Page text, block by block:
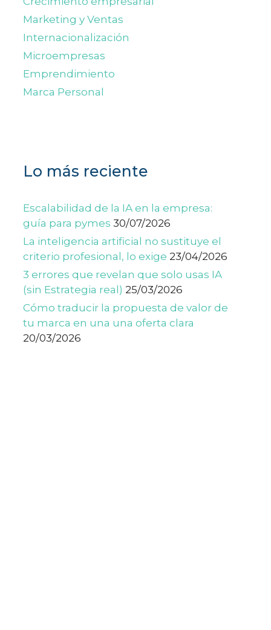
Marketing y Ventas
Internacionalización
Microempresas
Emprendimiento
Marca Personal
Lo más reciente
Escalabilidad de la IA en la empresa:
guía para pymes 30/07/2026
La inteligencia artificial no sustituye el
criterio profesional, lo exige 23/04/2026
3 errores que revelan que solo usas IA
(sin Estrategia real) 25/03/2026
Cómo traducir la propuesta de valor de
tu marca en una una oferta clara
20/03/2026